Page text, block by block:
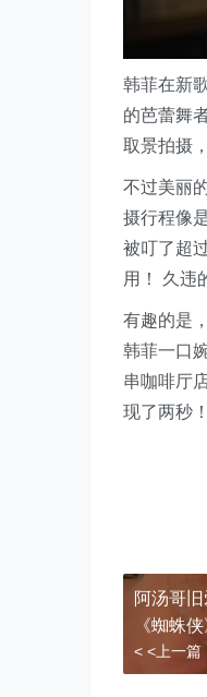
韩菲在新
的芭蕾舞
取景拍摄
不过美丽
摄行程像
被叮了超
用！ 久违
有趣的是
韩菲一口
串咖啡厅
现了两秒！
阿汤哥
《蜘
< <上一篇